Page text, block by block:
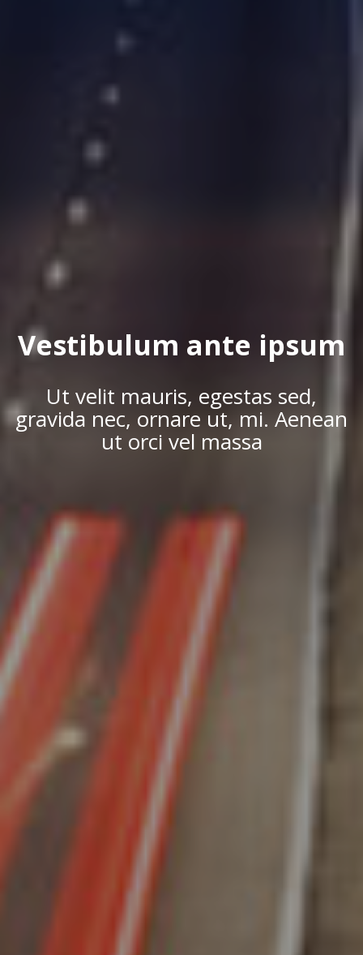
Vestibulum ante ipsum
Ut velit mauris, egestas sed,
gravida nec, ornare ut, mi. Aenean
ut orci vel massa